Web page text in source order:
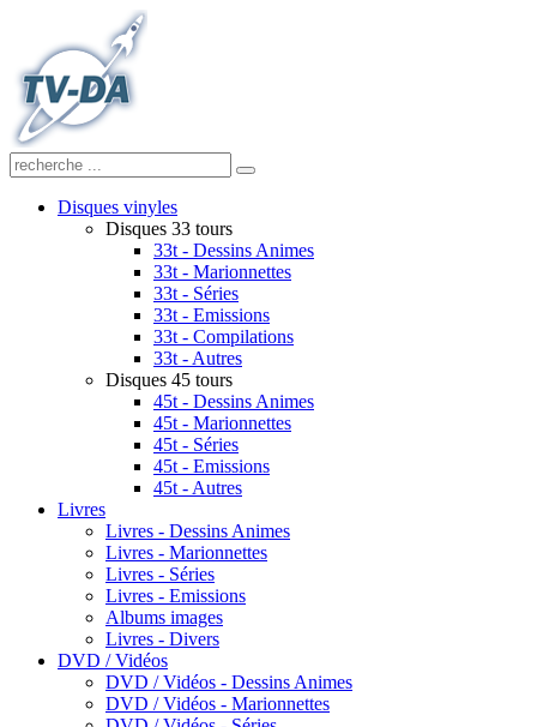
Disques vinyles
Disques 33 tours
33t - Dessins Animes
33t - Marionnettes
33t - Séries
33t - Emissions
33t - Compilations
33t - Autres
Disques 45 tours
45t - Dessins Animes
45t - Marionnettes
45t - Séries
45t - Emissions
45t - Autres
Livres
Livres - Dessins Animes
Livres - Marionnettes
Livres - Séries
Livres - Emissions
Albums images
Livres - Divers
DVD / Vidéos
DVD / Vidéos - Dessins Animes
DVD / Vidéos - Marionnettes